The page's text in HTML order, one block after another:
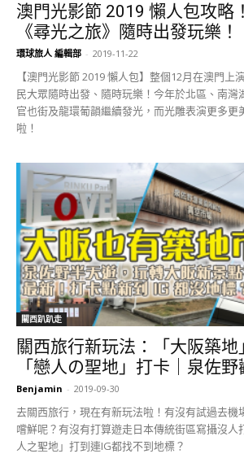
澳門光影節 2019 懶人包攻略
《尋光之旅》隨時出發玩樂！
環球旅人 編輯部 - 2019-11-22
【澳門光影節 2019 懶人包】整個12月在澳門上
民大眾隨時出發、隨時玩樂！今年於北區、南灣
官也街及龍環葡韻繼續發光，而光雕表演更多更
啦！
關西趴趴走
關西旅行新玩法：「大阪築
「戀人の聖地」打卡｜泉佐
Benjamin - 2019-09-30
去關西旅行，現在有新玩法啦！有沒有試過去機
嚐鮮呢？有沒有打算遊走日本傳統街區寫攝沒人
人之聖地」打到連IG都找不到地標？